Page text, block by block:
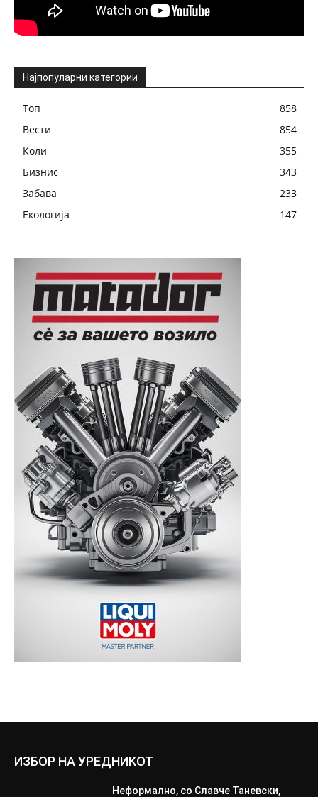
Најпопуларни категории
Топ
858
Вести
854
Коли
355
Бизнис
343
Забава
233
Екологија
147
ИЗБОР НА УРЕДНИКОТ
Неформално, со Славче Таневски,